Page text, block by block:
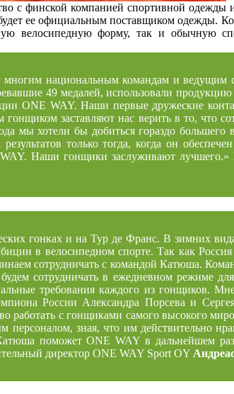
с финской компанией спортивной одежды
ее официальным поставщиком одежды.
велосипедную форму, так и обычную
национальным командам и ведущим
49 медалей, использовали
ONE WAY. Наши первые дружеские
заставляют нас верить в то, что
мы хотели бы добиться гораздо большего
только тогда, когда он
Наши гонщики заслуживают лучшего.»
гонках и на Тур де Франс. В зимних
в велосипедном спорте. Так как Россия
сотрудничать с командой Катюша.
сотрудничать в ежедневном режиме
требования каждого из гонщиков.
России Александра Порсева и
с гонщиками самого высокого
зная, что им действительно
поможет ONE WAY в дальнейшем
директор ONE WAY Sport OY